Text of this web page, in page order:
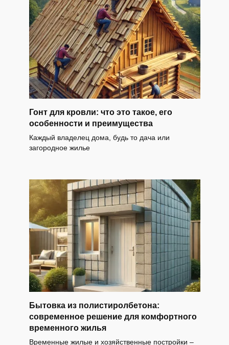
Гонт для кровли: что это такое, его
особенности и преимущества
Каждый владелец дома, будь то дача или
загородное жилье
Бытовка из полистиролбетона:
современное решение для комфортного
временного жилья
Временные жилые и хозяйственные постройки –